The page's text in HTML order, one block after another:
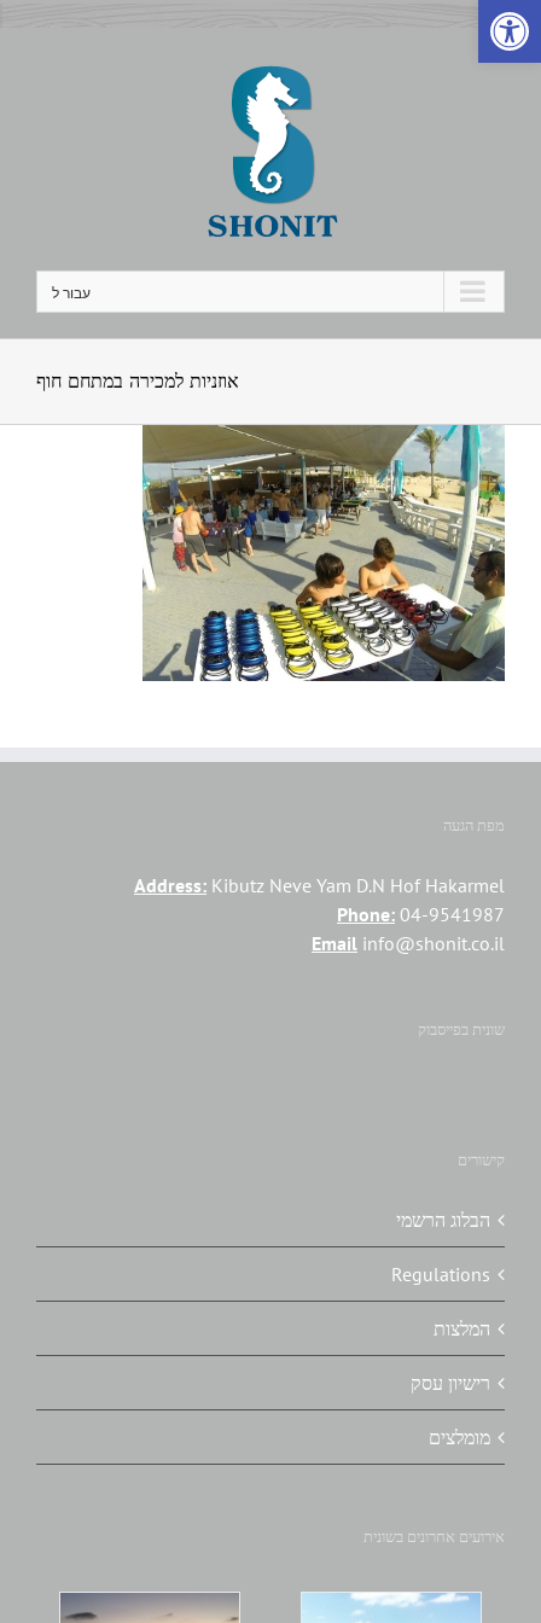
פתח סרגל נגישותדלג
לתוכן
עבור ל
אוזניות למכירה במתחם חוף
מפת הגעה
Address: Kibutz Neve Yam D.N Hof Hakarmel
Phone: 04-9541987
Email info@shonit.co.il
שונית בפייסבוק
קישורים
הבלוג הרשמי
Regulations
המלצות
רישיון עסק
מומלצים
אירועים אחרונים בשונית